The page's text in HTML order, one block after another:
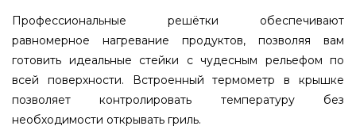
Профессиональные решётки обеспечивают
равномерное нагревание продуктов, позволяя вам
готовить идеальные стейки с чудесным рельефом по
всей поверхности. Встроенный термометр в крышке
позволяет контролировать температуру без
необходимости открывать гриль.